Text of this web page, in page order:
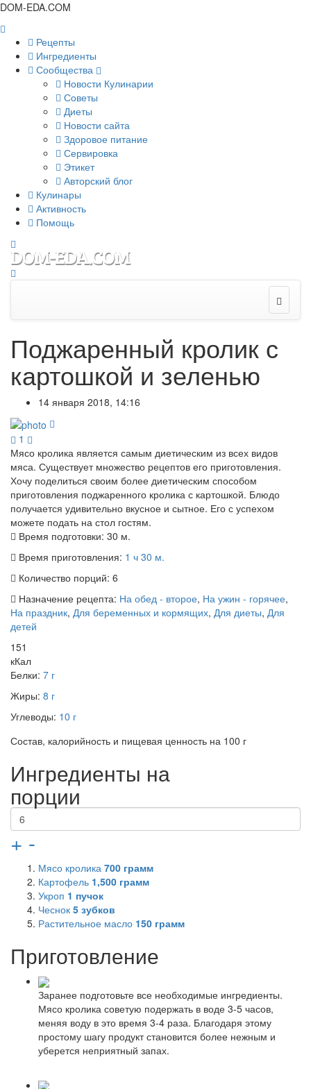
DOM-EDA.COM
Рецепты
Ингредиенты
Сообщества
Новости Кулинарии
Советы
Диеты
Новости сайта
Здоровое питание
Сервировка
Этикет
Авторский блог
Кулинары
Активность
Помощь
Поджаренный кролик с
картошкой и зеленью
14 января 2018, 14:16
1
Мясо кролика является самым диетическим из всех видов
мяса. Существует множество рецептов его приготовления.
Хочу поделиться своим более диетическим способом
приготовления поджаренного кролика с картошкой. Блюдо
получается удивительно вкусное и сытное. Его с успехом
можете подать на стол гостям.
Время подготовки: 30 м.
Время приготовления: 1 ч 30 м.
Количество порций: 6
Назначение рецепта: На обед - второе, На ужин - горячее,
На праздник, Для беременных и кормящих, Для диеты, Для
детей
151
кКал
Белки: 7 г
Жиры: 8 г
Углеводы: 10 г
Состав, калорийность и пищевая ценность на 100 г
Ингредиенты на
порции
+ -
Мясо кролика 700 грамм
Картофель 1,500 грамм
Укроп 1 пучок
Чеснок 5 зубков
Растительное масло 150 грамм
Приготовление
Заранее подготовьте все необходимые ингредиенты.
Мясо кролика советую подержать в воде 3-5 часов,
меняя воду в это время 3-4 раза. Благодаря этому
простому шагу продукт становится более нежным и
уберется неприятный запах.